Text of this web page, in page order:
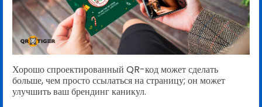
Хорошо спроектированный QR-код может сделать
больше, чем просто ссылаться на страницу; он может
улучшить ваш брендинг каникул.